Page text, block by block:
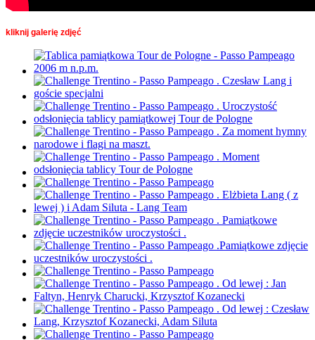
kliknij galerię zdjęć